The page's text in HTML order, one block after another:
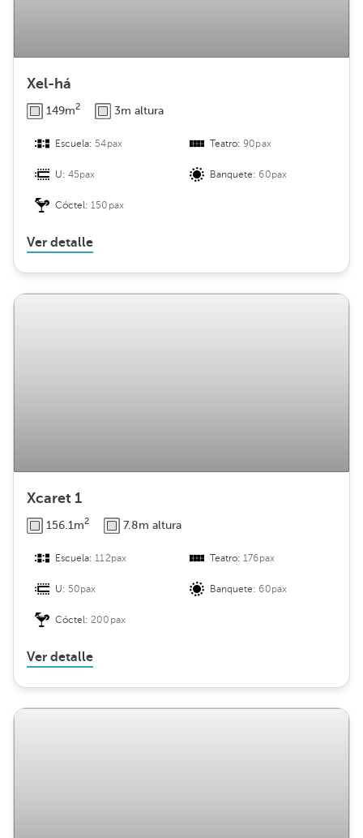
Xel-há
149m2 3m altura
Escuela: 54pax Teatro:90pax
U:45pax Banquete:60pax
Cóctel:150pax
Ver detalle
Xcaret 1
156.1m2 7.8m altura
Escuela:112pax Teatro:176pax
U: 50pax Banquete:60pax
Cóctel:200pax
Ver detalle